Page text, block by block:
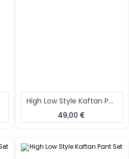
High Low Style Kaftan Pant Set
49,00